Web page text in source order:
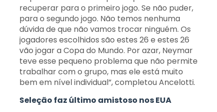
recuperar para o primeiro jogo. Se não puder,
para o segundo jogo. Não temos nenhuma
dúvida de que não vamos trocar ninguém. Os
jogadores escolhidos são estes 26 e estes 26
vão jogar a Copa do Mundo. Por azar, Neymar
teve esse pequeno problema que não permite
trabalhar com o grupo, mas ele está muito
bem em nível individual”, completou Ancelotti.
Seleção faz último amistoso nos EUA